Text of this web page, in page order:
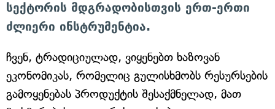
სექტორის მდგრადობისთვის ერთ-ერთი
ძლიერი ინსტრუმენტია.
ჩვენ, ტრადიციულად, ვიყენებთ ხაზოვან
ეკონომიკას, რომელიც გულისხმობს რესურსების
გამოყენებას პროდუქტის შესაქმნელად, მათ